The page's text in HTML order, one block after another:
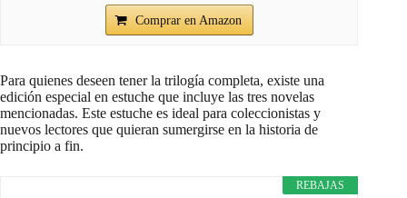
Comprar en Amazon
Para quienes deseen tener la trilogía completa, existe una
edición especial en estuche que incluye las tres novelas
mencionadas. Este estuche es ideal para coleccionistas y
nuevos lectores que quieran sumergirse en la historia de
principio a fin.
REBAJAS